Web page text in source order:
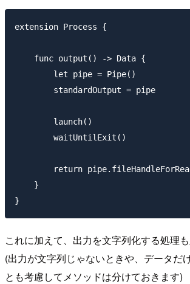
extension Process {
    func output() -> Data {
        let pipe = Pipe()
        standardOutput = pipe
        launch()
        waitUntilExit()
return
    }
これに加えて、出力を文字列化する処理も
(出力が文字列じゃないときや、データだ
とも考慮してメソッドは分けておきます)